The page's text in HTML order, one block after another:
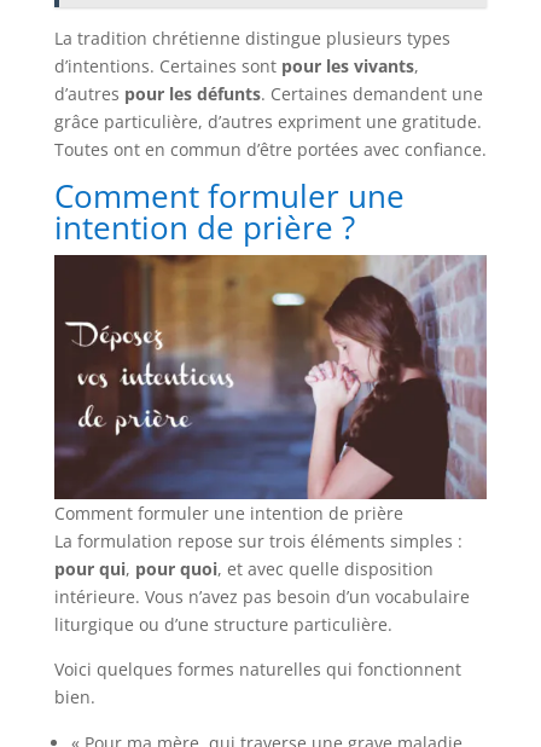
La tradition chrétienne distingue plusieurs types
d’intentions. Certaines sont pour les vivants,
d’autres pour les défunts. Certaines demandent une
grâce particulière, d’autres expriment une gratitude.
Toutes ont en commun d’être portées avec confiance.
Comment formuler une
intention de prière ?
Comment formuler une intention de prière
La formulation repose sur trois éléments simples :
pour qui, pour quoi, et avec quelle disposition
intérieure. Vous n’avez pas besoin d’un vocabulaire
liturgique ou d’une structure particulière.
Voici quelques formes naturelles qui fonctionnent
bien.
« Pour ma mère, qui traverse une grave maladie,